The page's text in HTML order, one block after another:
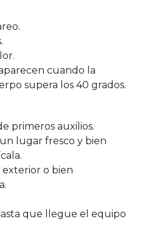
cuando la
supera los 40 grados.
primeros auxilios.
lugar fresco y bien
exterior o bien
que llegue el equipo